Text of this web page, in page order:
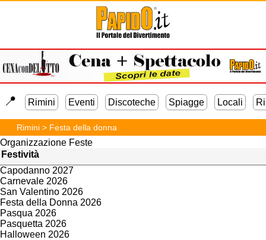
📍️ Rimini Eventi Discoteche Spiagge Locali
Rimini> Festa della donna
Feste e Servizi
Festa Diciottesimo
Feste di Compleanno
Feste Aziendali
Cene Aziendali
Addio al Nubilato
Addio al Celibato
Organizzazione Feste
Festività
Capodanno 2027
Carnevale 2026
San Valentino 2026
Festa della Donna 2026
Pasqua 2026
Pasquetta 2026
Halloween 2026